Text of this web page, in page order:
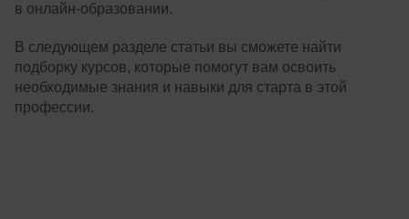
в онлайн-образовании.
В следующем разделе статьи вы сможете найти
подборку курсов, которые помогут вам освоить
необходимые знания и навыки для старта в этой
профессии.